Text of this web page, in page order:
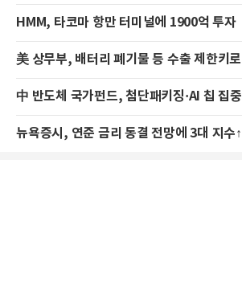
HMM, 타코마 항만 터미널에 1900억 투자
美 상무부, 배터리 폐기물 등 수출 제한키로
中 반도체 국가펀드, 첨단패키징·AI 칩 집중
뉴욕증시, 연준 금리 동결 전망에 3대 지수↑